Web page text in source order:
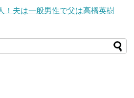
！夫は一般男性で父は高橋英樹